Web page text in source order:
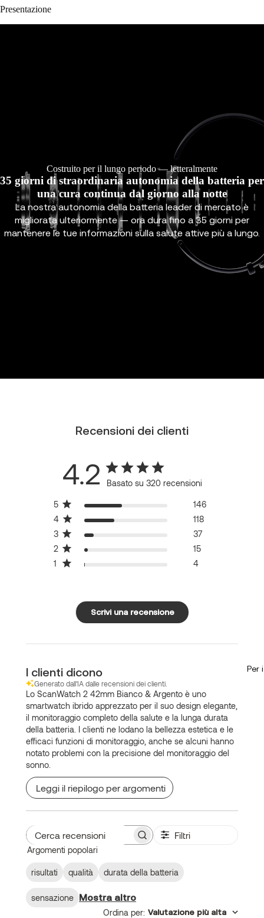
Per
Presentazione
Costruito per il lungo periodo — letteralmente
35 giorni di straordinaria autonomia della batteria per
una cura continua dal giorno alla notte
La nostra autonomia della batteria leader di mercato è
migliorata ulteriormente — ora dura fino a 35 giorni per
mantenere le tue informazioni sulla salute attive più a lungo.
Recensioni dei clienti
4.2 Basato su 320 recensioni
5
146
4
118
3
37
2
15
1
4
Scrivi una recensione
I clienti dicono
Generato dall'IA dalle recensioni dei clienti.
Lo ScanWatch 2 42mm Bianco & Argento è uno
smartwatch ibrido apprezzato per il suo design elegante,
il monitoraggio completo della salute e la lunga durata
della batteria. I clienti ne lodano la bellezza estetica e le
efficaci funzioni di monitoraggio, anche se alcuni hanno
notato problemi con la precisione del monitoraggio del
sonno.
Leggi il riepilogo per argomenti
Cerca
recensioni
Filtri
Argomenti popolari
risultati qualità durata della batteria
sensazione Mostra altro
Ordina per: Valutazione più alta